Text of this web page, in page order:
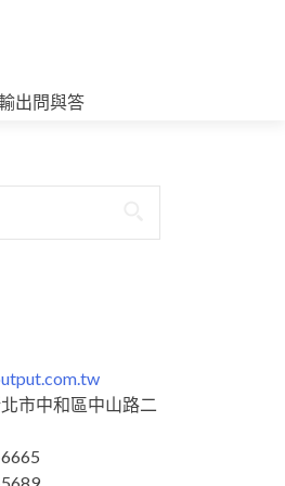
出問與答
市中和區中山路二